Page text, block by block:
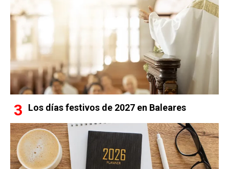
Los días festivos de 2027 en Baleares